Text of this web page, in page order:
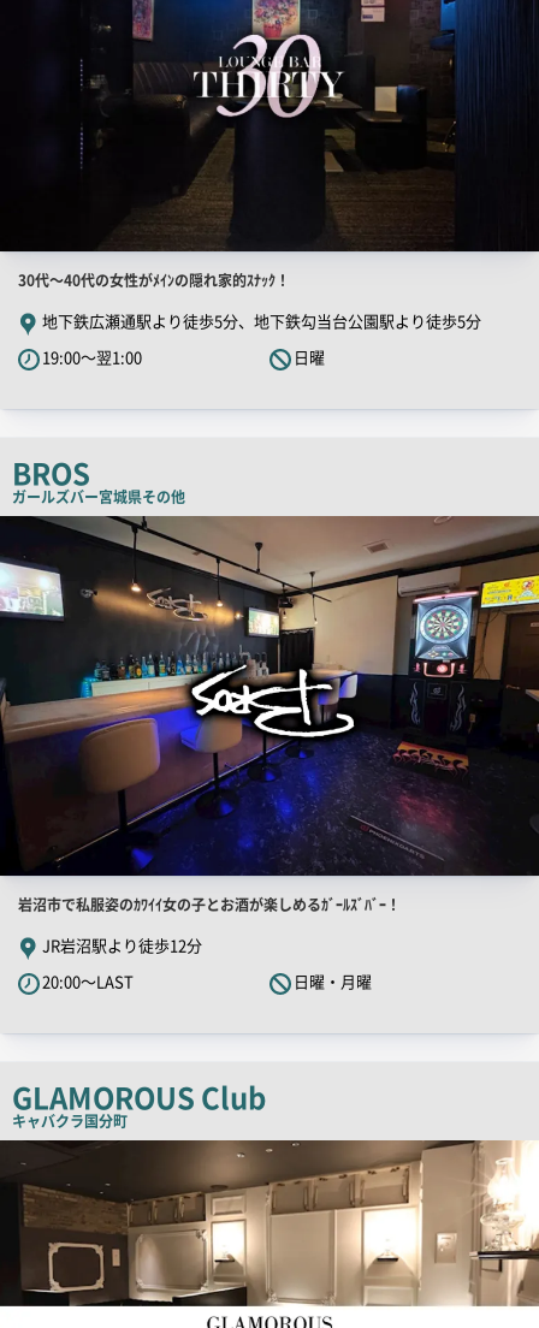
店
舗
PR
キ
コ
ピ
30代～40代の女性がﾒｲﾝの隠れ家的ｽﾅｯｸ！
地下鉄広瀬通駅より徒歩5分、地下鉄勾当台公園駅より徒歩5分
19:00～翌1:00
日曜
BROS
ガールズバー宮城県その他
PR
画
像
店
舗
PR
キ
コ
ピ
ー
岩沼市で私服姿のｶﾜｲｲ女の子とお酒が楽しめるｶﾞｰﾙｽﾞﾊﾞｰ！
JR岩沼駅より徒歩12分
20:00～LAST
日曜・月曜
GLAMOROUS Club
キャバクラ国分町
店
PR